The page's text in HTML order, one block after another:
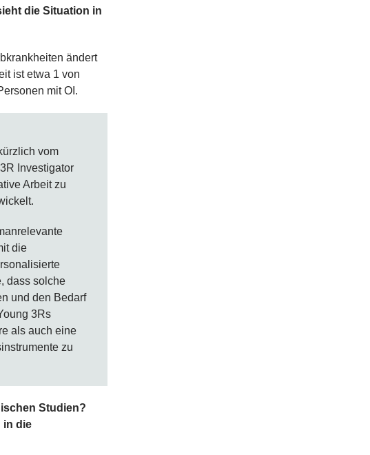
die Situation in
ändert
ist etwa 1 von
mit OI.
vom
Investigator
Arbeit zu
die
dass solche
und den Bedarf
3Rs
als auch eine
zu
Studien?
in die